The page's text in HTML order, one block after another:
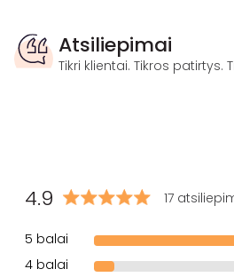
Atsiliepimai
Tikri klientai. Tikros patirtys.
4.9 17
5 balai
4 balai